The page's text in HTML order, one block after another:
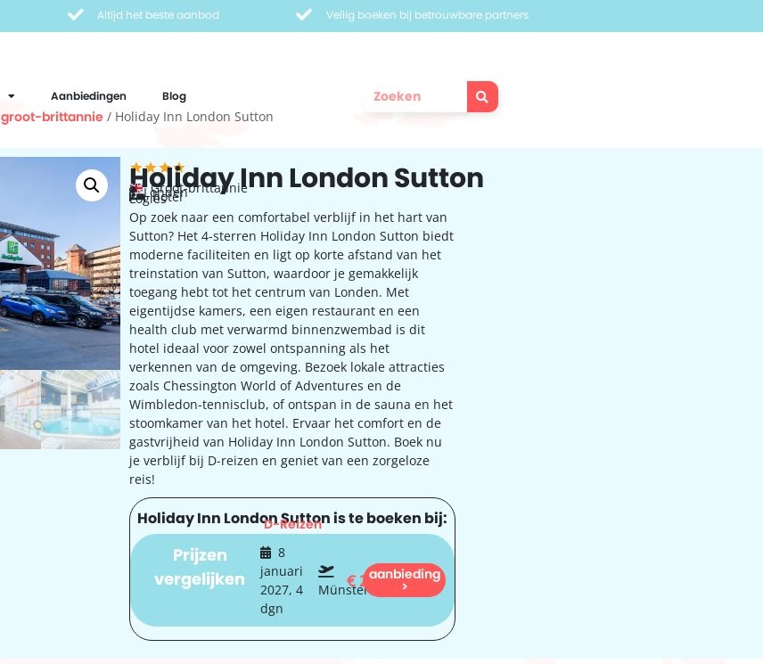
Altijd het beste aanbod Veilig boeken bij betrouwbare partners
Aanbiedingen Blog
groot-brittannie / Holiday Inn London Sutton
Holiday Inn London Sutton
Groot-brittannie
Londen
hotel
Logies
Op zoek naar een comfortabel verblijf in het hart van
Sutton? Het 4-sterren Holiday Inn London Sutton biedt
moderne faciliteiten en ligt op korte afstand van het
treinstation van Sutton, waardoor je gemakkelijk
toegang hebt tot het centrum van Londen. Met
eigentijdse kamers, een eigen restaurant en een
health club met verwarmd binnenzwembad is dit
hotel ideaal voor zowel ontspanning als het
verkennen van de omgeving. Bezoek lokale attracties
zoals Chessington World of Adventures en de
Wimbledon-tennisclub, of ontspan in de sauna en het
stoomkamer van het hotel. Ervaar het comfort en de
gastvrijheid van Holiday Inn London Sutton. Boek nu
je verblijf bij D-reizen en geniet van een zorgeloze
reis!
Holiday Inn London Sutton is te boeken bij:
D-Reizen
Prijzen
vergelijken
8
januari
2027, 4
dgn
Münster
€233
aanbieding
>